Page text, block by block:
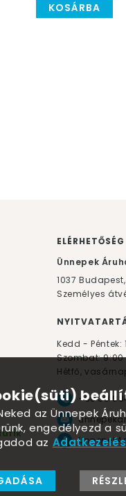
KOSÁRBA
ELÉRHETŐSÉG
Ünnepek
1037 Budapest,
Személyes
Kedd - Péntek:
Szombat: 9:00
Hétfő,
+36 30
az Ünnepek
engedélyezd a
az